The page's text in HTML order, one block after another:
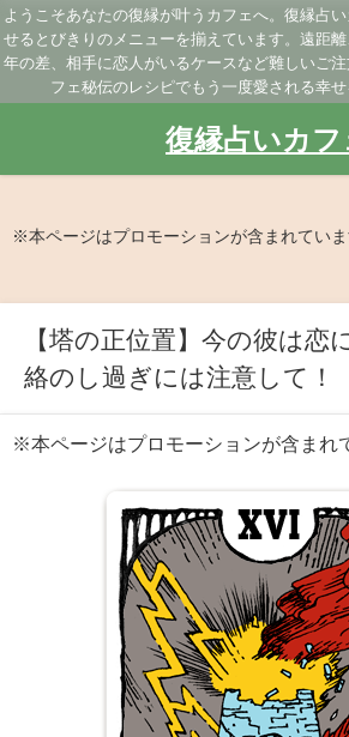
ようこそあなたの復縁が叶うカフェへ。復縁占
せるとびきりのメニューを揃えています。遠距
年の差、相手に恋人がいるケースなど難しいご
フェ秘伝のレシピでもう一度愛される幸せ
復縁占いカフ
※本ページはプロモーションが含まれていま
【塔の正位置】今の彼は恋
絡のし過ぎには注意して！
※本ページはプロモーションが含まれ